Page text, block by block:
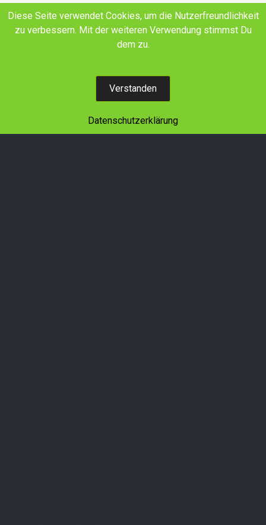
E-Mail Facebook YouTube
Land schafft Verbindung SH+HH e.V.
Diese Seite verwendet Cookies, um die Nutzerfreundlichkeit
zu verbessern. Mit der weiteren Verwendung stimmst Du
dem zu.
Verstanden
Datenschutzerklärung